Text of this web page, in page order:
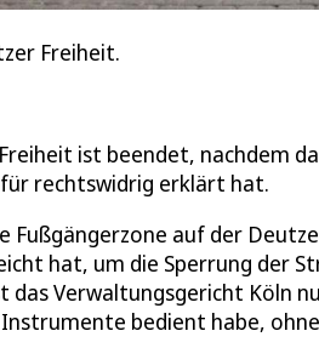
Freiheit.
ist beendet, nachdem
rechtswidrig erklärt hat.
auf der
hat, um die Sperrung der
das Verwaltungsgericht Köln
bedient habe,